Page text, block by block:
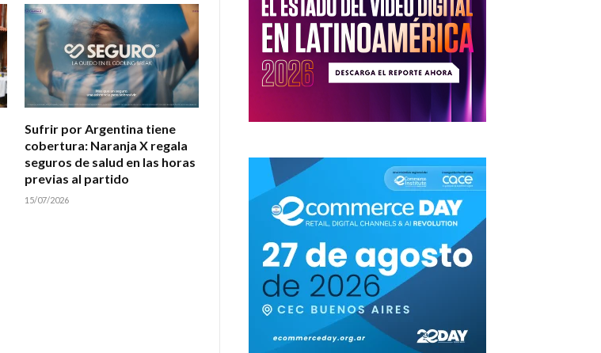
Sufrir por Argentina tiene
cobertura: Naranja X regala
seguros de salud en las horas
previas al partido
15/07/2026